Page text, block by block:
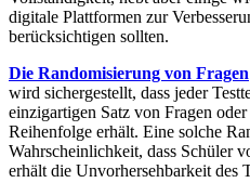
digitale Plattformen zur
berücksichtigen sollten.
Die Randomisierung von Fragen
wird sichergestellt, dass jeder
einzigartigen Satz von Fragen
Reihenfolge erhält. Eine solche
Wahrscheinlichkeit, dass Schüler
erhält die Unvorhersehbarkeit des